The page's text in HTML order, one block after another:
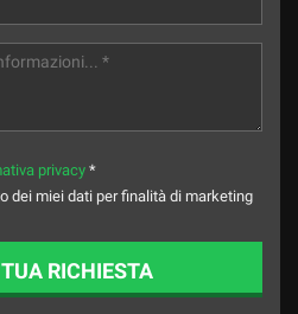
privacy *
dei miei dati per finalità di marketing
RICHIESTA